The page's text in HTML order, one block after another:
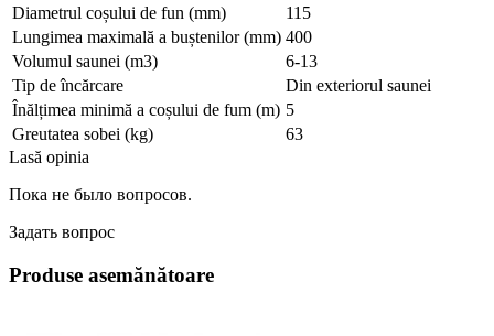
Diametrul coșului de fun (mm)
115
Lungimea maximală a buștenilor (mm) 400
Volumul saunei (m3)
6-13
Tip de încărcare
Din exteriorul saunei
Înălțimea minimă a coșului de fum (m) 5
Greutatea sobei (kg)
63
Lasă opinia
Пока не было вопросов.
Задать вопрос
Produse asemănătoare